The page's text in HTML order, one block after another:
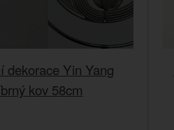
dekorace Yin Yang
kov 58cm